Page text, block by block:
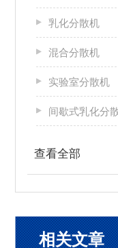
乳化分散机
混合分散机
实验室分散机
间歇式乳化分
查看全部
相关文章